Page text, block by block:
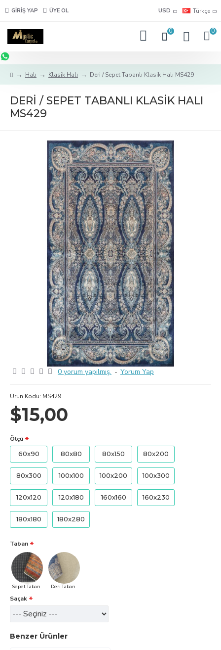
GIRIŞ YAP ÜYE OL USD Türkçe
0 0
Halı Klasik Halı Deri / Sepet Tabanlı Klasik Halı MS429
DERI / SEPET TABANLI KLASIK HALI
MS429
0 yorum yapılmış. - Yorum Yap
$15,00
Ürün Kodu: MS429
Ölçü
60x90
80x80 80x150 80x200
80x300 100x100 100x200 100x300
120x120 120x180 160x160 160x230
180x180 180x280
Taban
Sepet Taban Deri Taban
Saçak
Benzer Ürünler